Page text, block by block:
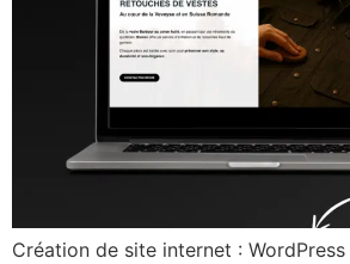
Création de site internet :